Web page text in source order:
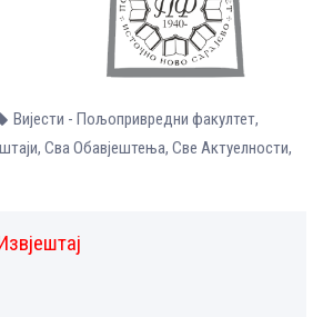
Вијести - Пољопривредни факултет,
, Сва Обавјештења, Све Aктуелности,